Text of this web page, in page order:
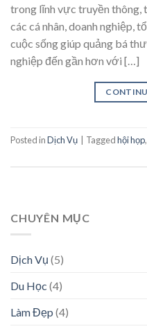
trong lĩnh vực truyền thông,
các cá nhân, doanh nghiệp,
cuộc sống giúp quảng bá
nghiệp đến gần hơn với […]
Posted inDịch Vụ Taggedhội họp,
CHUYÊN MỤC
Dịch Vụ (5)
Du Học (4)
Làm Đẹp (4)